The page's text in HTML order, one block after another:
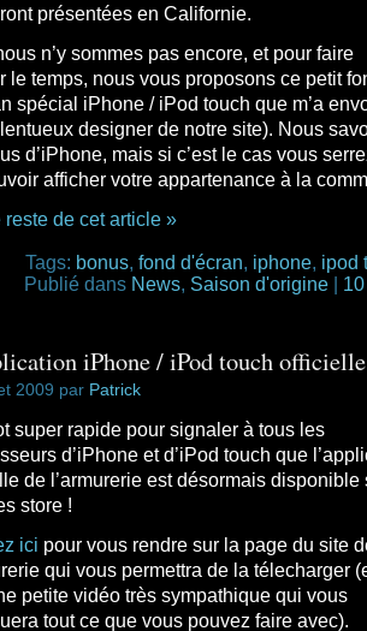
présentées en Californie.
n’y sommes pas encore, et pour faire
le temps, nous vous proposons ce petit
spécial iPhone / iPod touch que m’a
designer de notre site). Nous
d’iPhone, mais si c’est le cas vous
afficher votre appartenance à la
reste de cet article »
Tags: bonus, fond d'écran, iphone, ipod
Publié dans News, Saison d'origine|
iPhone / iPod touch
2009 par Patrick
super rapide pour signaler à tous les
d’iPhone et d’iPod touch que
de l’armurerie est désormais disponible
store !
ici pour vous rendre sur la page du site
qui vous permettra de la télecharger
petite vidéo très sympathique qui vous
tout ce que vous pouvez faire avec).